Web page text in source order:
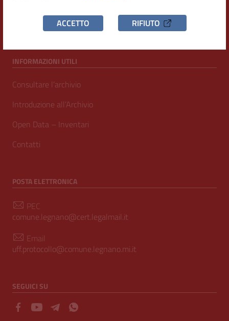
ACCETTO RIFIUTO
C.F. / P.IVA
00807960158
INFORMAZIONI UTILI
Consultare l’archivio
Introduzione all’Archivio
Open Data – Inventari
Contatti
POSTA ELETTRONICA
PEC
comune.legnano@cert.legalmail.it
Email
uff.protocollo@comune.legnano.mi.it
SEGUICI SU